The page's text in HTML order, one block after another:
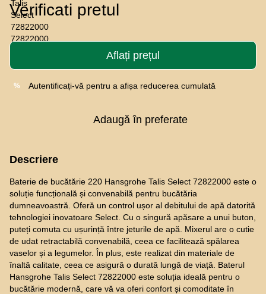
Verificati pretul
Aflați prețul
% Autentificați-vă pentru a afișa reducerea cumulată
Adaugă în preferate
Descriere
Baterie de bucătărie 220 Hansgrohe Talis Select 72822000 este o
soluție funcțională și convenabilă pentru bucătăria
dumneavoastră. Oferă un control ușor al debitului de apă datorită
tehnologiei inovatoare Select. Cu o singură apăsare a unui buton,
puteți comuta cu ușurință între jeturile de apă. Mixerul are o cutie
de udat retractabilă convenabilă, ceea ce facilitează spălarea
vaselor și a legumelor. În plus, este realizat din materiale de
înaltă calitate, ceea ce asigură o durată lungă de viață. Baterul
Hansgrohe Talis Select 72822000 este soluția ideală pentru o
bucătărie modernă, care vă va oferi confort și comoditate în